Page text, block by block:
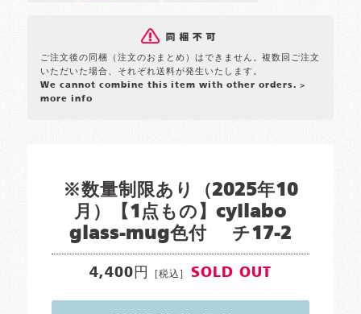
ご注文後の同梱（注文のおまとめ）はできません。複数回ご注文
いただいた場合、それぞれ送料が発生いたします。
We cannot combine this item with other orders. >
more info
※数量制限あり（2025年10
月）【1点もの】cyilabo
glass-mug色付 チ17-2
4,400円 [税込] SOLD OUT